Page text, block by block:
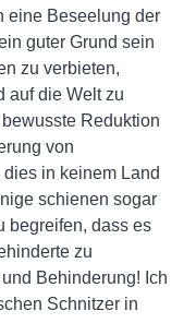
eine Beseelung der
guter Grund sein
zu verbieten,
auf die Welt zu
Reduktion
von
in keinem Land
schienen sogar
begreifen, dass es
zu
Behinderung! Ich
Schnitzer in